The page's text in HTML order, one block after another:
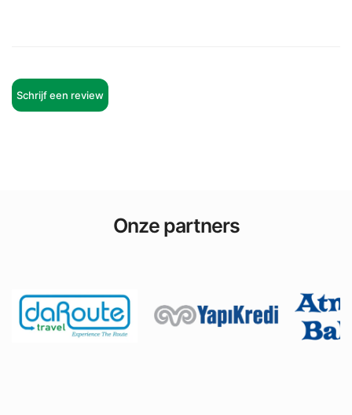
Schrijf een review
Onze partners